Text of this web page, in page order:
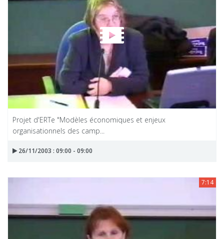
Projet d'ERTe "Modèles économiques et enjeux
organisationnels des camp...
26/11/2003 : 09:00 - 09:00
7:14